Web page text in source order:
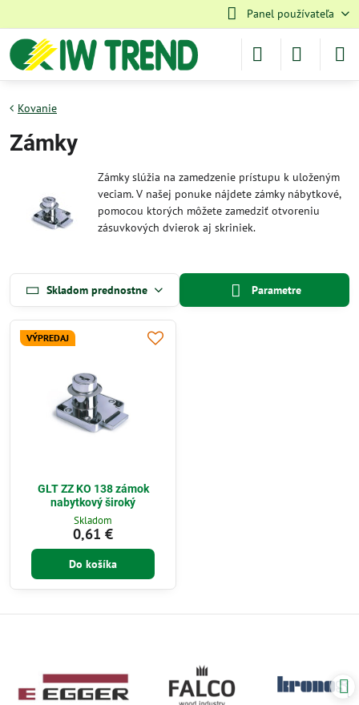
Panel používateľa
Kovanie
Zámky
Zámky slúžia na zamedzenie prístupu k uloženým
veciam. V našej ponuke nájdete zámky nábytkové,
pomocou ktorých môžete zamedziť otvoreniu
zásuvkových dvierok aj skriniek.
Skladom prednostne Parametre
VÝPREDAJ
GLT ZZ KO 138 zámok
nabytkový široký
Skladom
0,61 €
Do košíka